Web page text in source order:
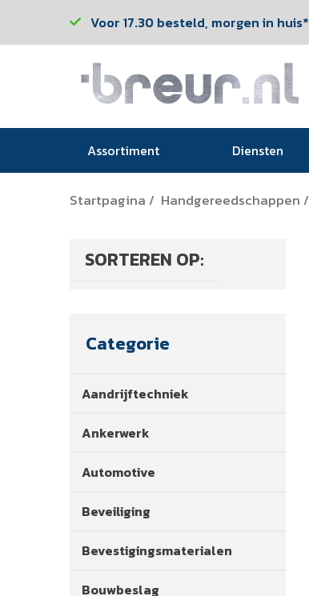
Voor 17.30 besteld, morgen in huis*
Assortiment Diensten
Startpagina / Handgereedschappen /
SORTEREN OP:
Categorie
Aandrijftechniek
Ankerwerk
Automotive
Beveiliging
Bevestigingsmaterialen
Bouwbeslag